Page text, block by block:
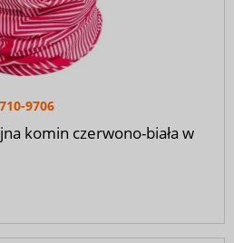
9706
komin czerwono-biała w